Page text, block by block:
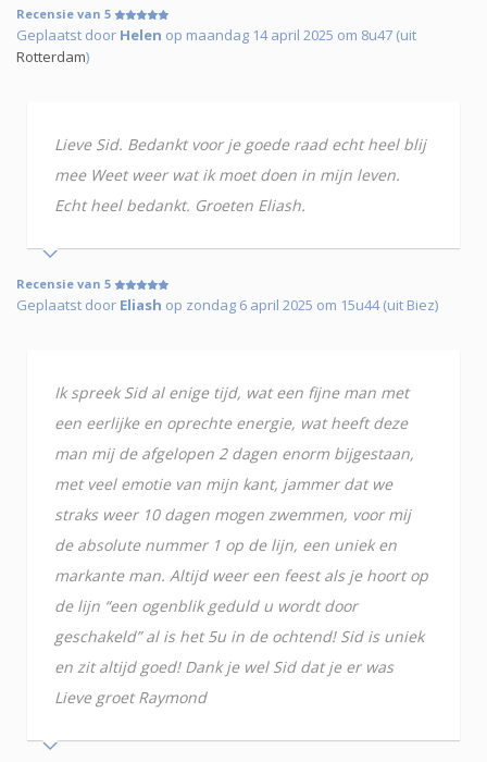
Recensie van 5
Geplaatst door Helen op maandag 14 april 2025 om 8u47 (uit
Rotterdam)
Lieve Sid. Bedankt voor je goede raad echt heel blij
mee Weet weer wat ik moet doen in mijn leven.
Echt heel bedankt. Groeten Eliash.
Recensie van 5
Geplaatst door Eliash op zondag 6 april 2025 om 15u44 (uit Biez)
Ik spreek Sid al enige tijd, wat een fijne man met
een eerlijke en oprechte energie, wat heeft deze
man mij de afgelopen 2 dagen enorm bijgestaan,
met veel emotie van mijn kant, jammer dat we
straks weer 10 dagen mogen zwemmen, voor mij
de absolute nummer 1 op de lijn, een uniek en
markante man. Altijd weer een feest als je hoort op
de lijn “een ogenblik geduld u wordt door
geschakeld” al is het 5u in de ochtend! Sid is uniek
en zit altijd goed! Dank je wel Sid dat je er was
Lieve groet Raymond